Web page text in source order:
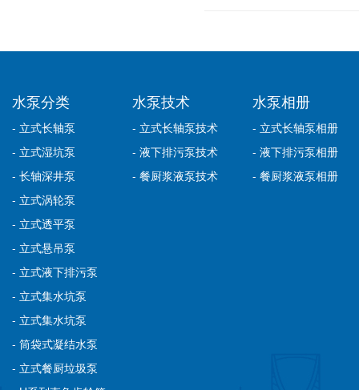
水泵分类
- 立式长轴泵
- 立式湿坑泵
- 长轴深井泵
- 立式涡轮泵
- 立式透平泵
- 立式悬吊泵
- 立式液下排污泵
- 立式集水坑泵
- 立式集水坑泵
- 筒袋式凝结水泵
- 立式餐厨垃圾泵
水泵技术
- 立式长轴泵技术
- 液下排污泵技术
- 餐厨浆液泵技术
水泵相册
- 立式长轴泵相册
- 液下排污泵相册
- 餐厨浆液泵相册